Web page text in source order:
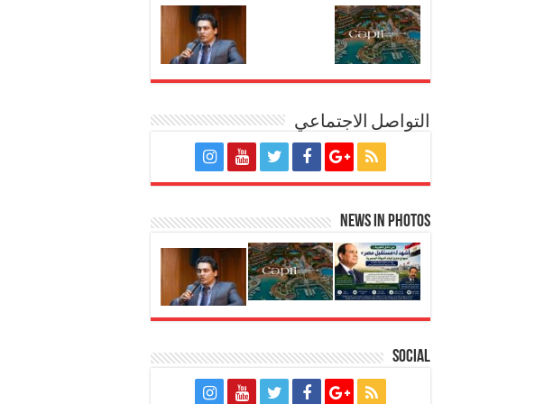
التواصل الاجتماعي
News in Photos
Social